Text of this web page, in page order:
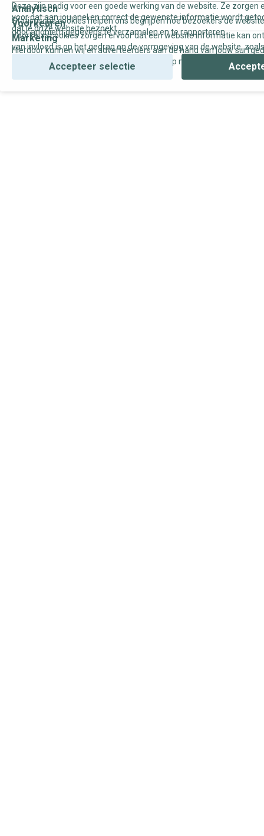
Deze zijn nodig voor een goede werking van de website. Ze zorgen
voor dat aan jou snel en correct de gewenste informatie wordt
dat je onze website bezoekt.
Analytisch
Statistische cookies helpen ons begrijpen hoe bezoekers de
door anoniem gegevens te verzamelen en te rapporteren.
Voorkeuren
Voorkeurscookies zorgen ervoor dat een website informatie kan
van invloed is op het gedrag en de vormgeving van de website,
Marketing
Hierdoor kunnen wij en adverteerders aan de hand van jouw
gepersonaliseerde online advertenties en op maat gemaakte
Accepteer selectie